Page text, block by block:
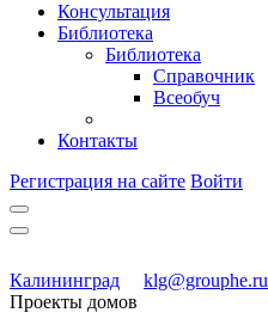
Консультация
Библиотека
Библиотека
Справочник
Всеобуч
Контакты
Регистрация на сайте Войти
Калининград klg@grouphe.ru
Проекты домов